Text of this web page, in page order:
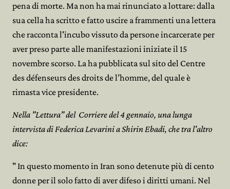
pena di morte. Ma non ha mai rinunciato a lottare: dalla
sua cella ha scritto e fatto uscire a frammenti una lettera
che racconta l'incubo vissuto da persone incarcerate per
aver preso parte alle manifestazioni iniziate il 15
novembre scorso. La ha pubblicata sul sito del Centre
des défenseurs des droits de l’homme, del quale è
rimasta vice presidente.
Nella "Lettura" del Corriere del 4 gennaio, una lunga
intervista di Federica Levarini a Shirin Ebadi, che tra l'altro
dice:
" In questo momento in Iran sono detenute più di cento
donne per il solo fatto di aver difeso i diritti umani. Nel